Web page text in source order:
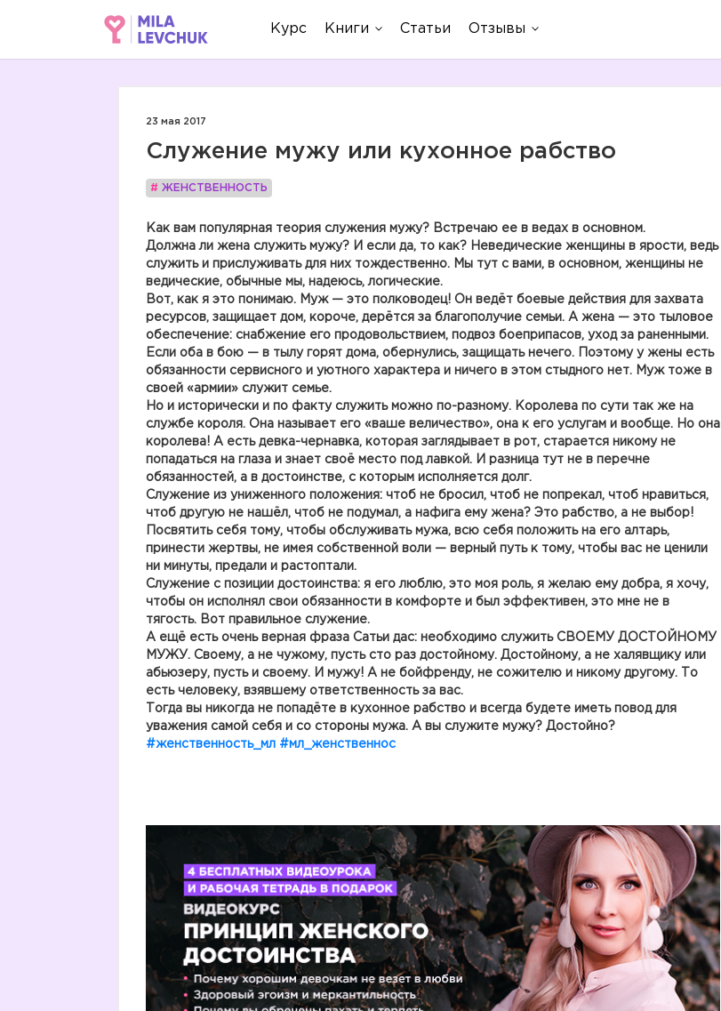
Курс Книги Статьи Отзывы
23 мая 2017
Служение мужу или кухонное рабство
# ЖЕНСТВЕННОСТЬ
Как вам популярная теория служения мужу? Встречаю ее в ведах в основном.
Должна ли жена служить мужу? И если да, то как? Неведические женщины в ярости, ведь
служить и прислуживать для них тождественно. Мы тут с вами, в основном, женщины не
ведические, обычные мы, надеюсь, логические.
Вот, как я это понимаю. Муж — это полководец! Он ведёт боевые действия для захвата
ресурсов, защищает дом, короче, дерётся за благополучие семьи. А жена — это тыловое
обеспечение: снабжение его продовольствием, подвоз боеприпасов, уход за раненными.
Если оба в бою — в тылу горят дома, обернулись, защищать нечего. Поэтому у жены есть
обязанности сервисного и уютного характера и ничего в этом стыдного нет. Муж тоже в
своей «армии» служит семье.
Но и исторически и по факту служить можно по-разному. Королева по сути так же на
службе короля. Она называет его «ваше величество», она к его услугам и вообще. Но она
королева! А есть девка-чернавка, которая заглядывает в рот, старается никому не
попадаться на глаза и знает своё место под лавкой. И разница тут не в перечне
обязанностей, а в достоинстве, с которым исполняется долг.
Служение из униженного положения: чтоб не бросил, чтоб не попрекал, чтоб нравиться,
чтоб другую не нашёл, чтоб не подумал, а нафига ему жена? Это рабство, а не выбор!
Посвятить себя тому, чтобы обслуживать мужа, всю себя положить на его алтарь,
принести жертвы, не имея собственной воли — верный путь к тому, чтобы вас не ценили
ни минуты, предали и растоптали.
Служение с позиции достоинства: я его люблю, это моя роль, я желаю ему добра, я хочу,
чтобы он исполнял свои обязанности в комфорте и был эффективен, это мне не в
тягость. Вот правильное служение.
А ещё есть очень верная фраза Сатьи дас: необходимо служить СВОЕМУ ДОСТОЙНОМУ
МУЖУ. Своему, а не чужому, пусть сто раз достойному. Достойному, а не халявщику или
абьюзеру, пусть и своему. И мужу! А не бойфренду, не сожителю и никому другому. То
есть человеку, взявшему ответственность за вас.
Тогда вы никогда не попадёте в кухонное рабство и всегда будете иметь повод для
уважения самой себя и со стороны мужа. А вы служите мужу? Достойно?
#женственность_мл #мл_женственнос